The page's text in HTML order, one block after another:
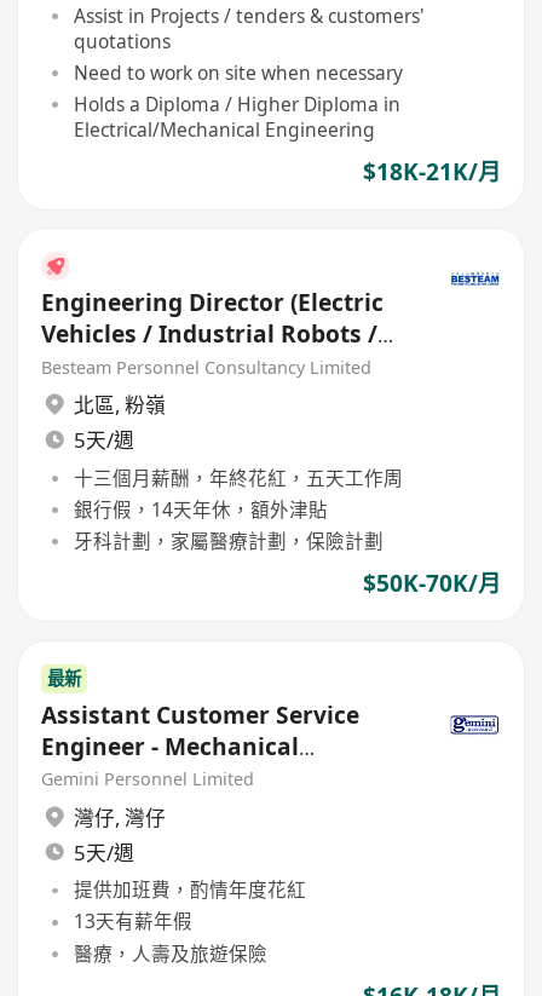
Assist in Projects / tenders & customers'
quotations
Need to work on site when necessary
Holds a Diploma / Higher Diploma in
Electrical/Mechanical Engineering
$18K-21K/月
Engineering Director (Electric
Vehicles / Industrial Robots /
HVAC systems)
Besteam Personnel Consultancy Limited
北區, 粉嶺
5天/週
十三個月薪酬，年終花紅，五天工作周
銀行假，14天年休，額外津貼
牙科計劃，家屬醫療計劃，保險計劃
$50K-70K/月
最新
Assistant Customer Service
Engineer - Mechanical
Engineering (max18K, Bonus)
Gemini Personnel Limited
灣仔, 灣仔
5天/週
提供加班費，酌情年度花紅
13天有薪年假
醫療，人壽及旅遊保險